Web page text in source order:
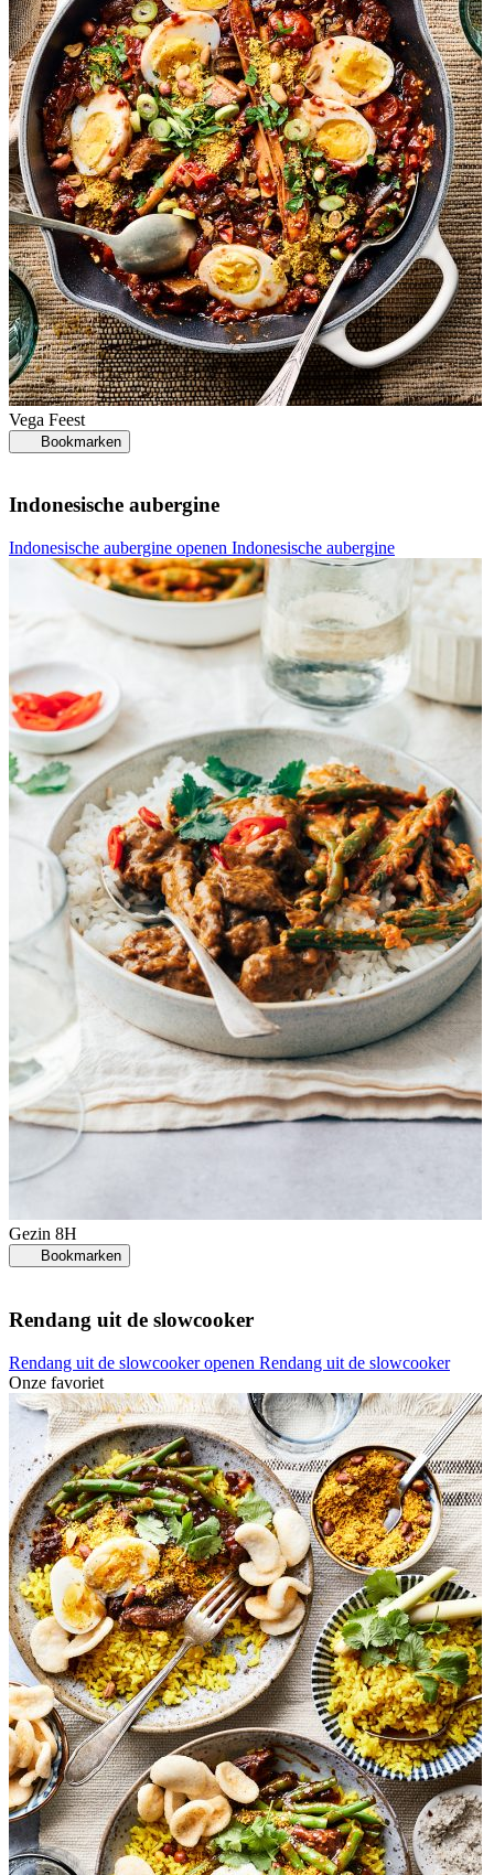
Vega Feest
Bookmarken
Indonesische aubergine
Indonesische aubergine openen Indonesische aubergine
Gezin 8H
Bookmarken
Rendang uit de slowcooker
Rendang uit de slowcooker openen Rendang uit de slowcooker
Onze favoriet